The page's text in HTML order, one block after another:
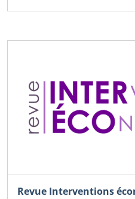
Revue Interventions